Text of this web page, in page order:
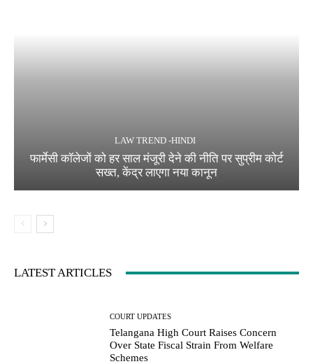
LAW TREND -HINDI
फार्मेसी कॉलेजों को हर साल मंजूरी देने की नीति पर सुप्रीम कोर्ट
सख्त, केंद्र लाएगा नया कानून
LATEST ARTICLES
COURT UPDATES
Telangana High Court Raises Concern
Over State Fiscal Strain From Welfare
Schemes